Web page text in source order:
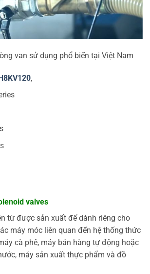
van sử dụng phổ biến tại Việt Nam
,
valves
từ được sản xuất để dành riêng cho
máy móc liên quan đến hệ thống thức
cà phê, máy bán hàng tự động hoặc
máy sản xuất thực phẩm và đồ